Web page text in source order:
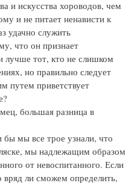
и искусства хороводов, чем
и не питает ненависти к
удачно служить
что он признает
лучше тот, кто не слишком
но правильно следует
путем приветствует
большая разница в
бы мы все трое узнали, что
мы надлежащим образом
от невоспитанного. Если
вряд ли сможем определить,